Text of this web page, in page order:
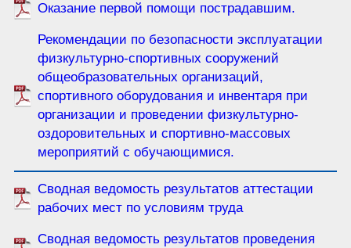
Оказание первой помощи пострадавшим.
Рекомендации по безопасности эксплуатации
физкультурно-спортивных сооружений
общеобразовательных организаций,
спортивного оборудования и инвентаря при
организации и проведении физкультурно-
оздоровительных и спортивно-массовых
мероприятий с обучающимися.
Сводная ведомость результатов аттестации
рабочих мест по условиям труда
Сводная ведомость результатов проведения